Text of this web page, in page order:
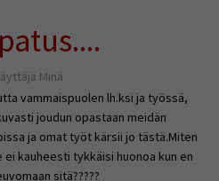
Minä
vammaispuolen lh.ksi ja työssä,
joudun opastaan meidän
ja omat työt kärsii jo tästä.Miten
kauheesti tykkäisi huonoa kun en
sitä?????